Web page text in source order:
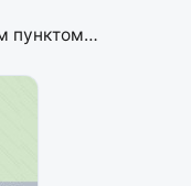
пунктом…